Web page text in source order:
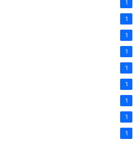
1
1
1
1
1
1
1
1
1